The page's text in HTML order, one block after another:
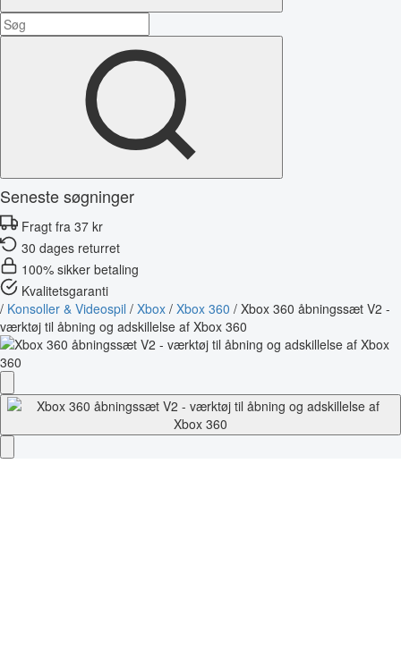
Seneste søgninger
Fragt fra 37 kr
30 dages returret
100% sikker betaling
Kvalitetsgaranti
/ Konsoller & Videospil / Xbox / Xbox 360 / Xbox 360 åbningssæt V2 -
værktøj til åbning og adskillelse af Xbox 360